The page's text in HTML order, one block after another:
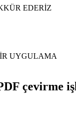
EDERİZ
UYGULAMA
çevirme